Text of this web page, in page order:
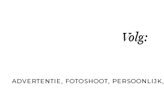
Volg:
ADVERTENTIE, FOTOSHOOT, PERSOONLIJK,